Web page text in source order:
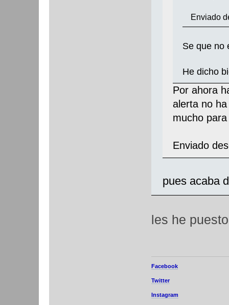
Enviado
Se que no
He dicho
Por ahora
alerta no
mucho
Enviado
pues acaba
les he
Facebook
Twitter
Instagram